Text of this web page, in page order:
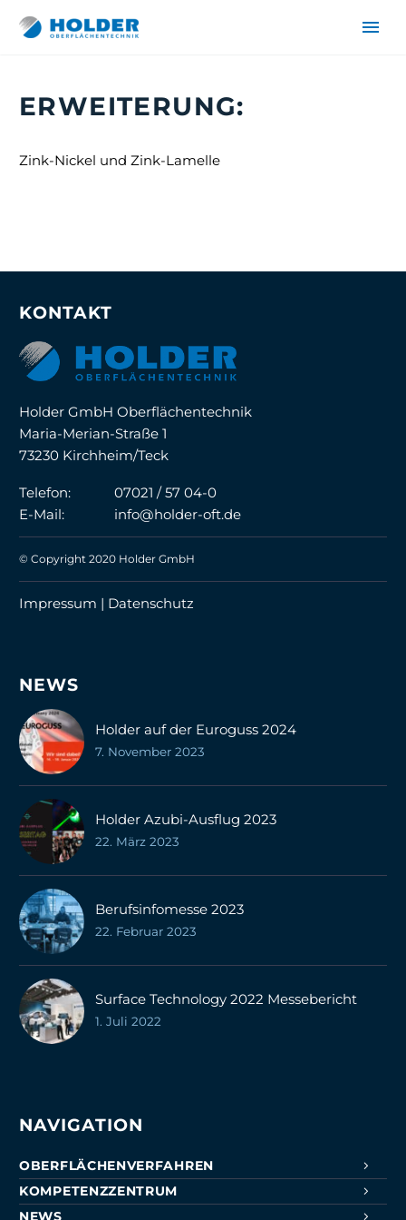
ERWEITERUNG:
Zink-Nickel und Zink-Lamelle
KONTAKT
Holder GmbH Oberflächentechnik
Maria-Merian-Straße 1
73230 Kirchheim/Teck
Telefon:
07021 / 57 04-0
E-Mail:
info@holder-oft.de
© Copyright 2020 Holder GmbH
Impressum | Datenschutz
NEWS
Holder auf der Euroguss 2024
7. November 2023
Holder Azubi-Ausflug 2023
22. März 2023
Berufsinfomesse 2023
22. Februar 2023
Surface Technology 2022 Messebericht
1. Juli 2022
NAVIGATION
OBERFLÄCHENVERFAHREN
KOMPETENZZENTRUM
NEWS